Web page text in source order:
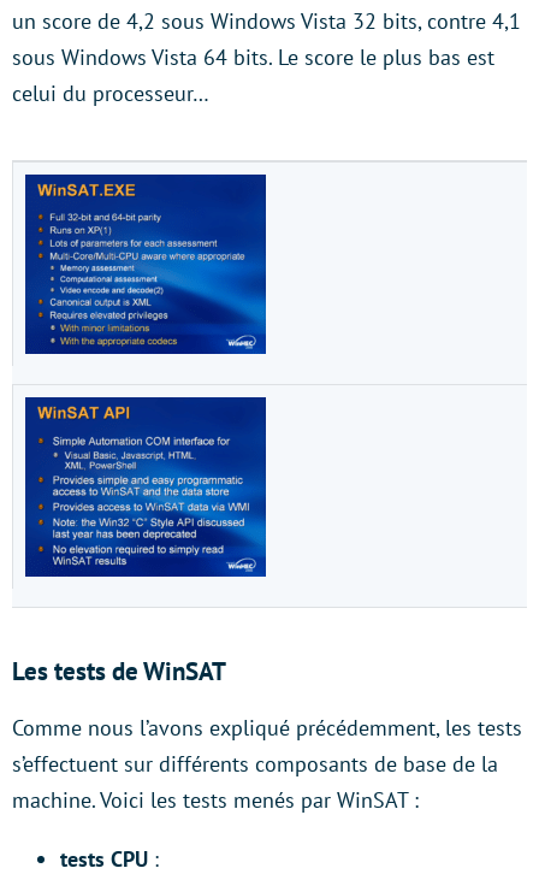
un score de 4,2 sous Windows Vista 32 bits, contre 4,1
sous Windows Vista 64 bits. Le score le plus bas est
celui du processeur…
Les tests de WinSAT
Comme nous l’avons expliqué précédemment, les tests
s’effectuent sur différents composants de base de la
machine. Voici les tests menés par WinSAT :
tests CPU :